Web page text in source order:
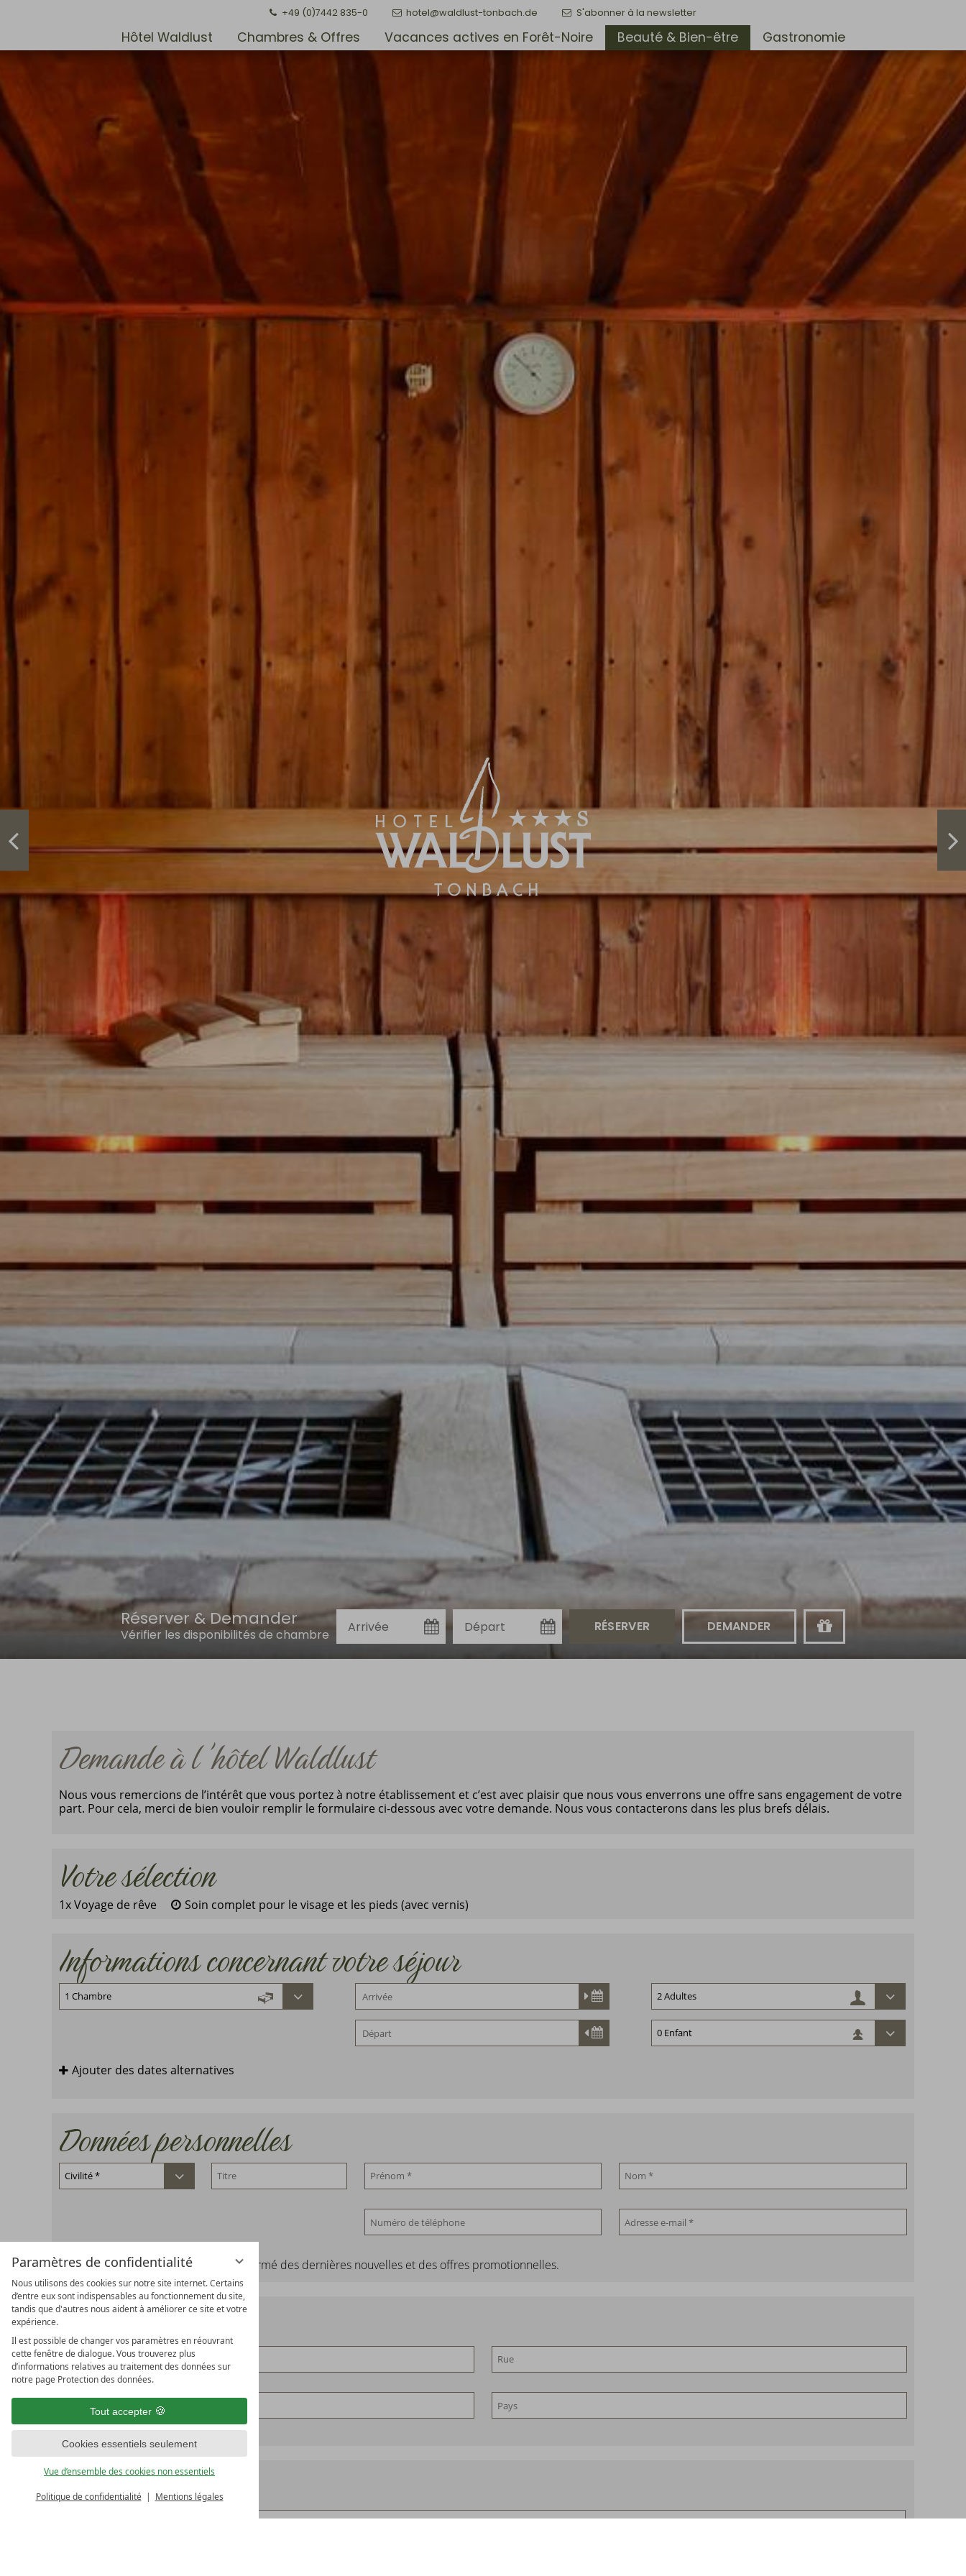
Paramètres de confidentialité
Nous utilisons des cookies sur notre site internet. Certains
d’entre eux sont indispensables au fonctionnement du site,
tandis que d'autres nous aident à améliorer ce site et votre
expérience.
Il est possible de changer vos paramètres en réouvrant
cette fenêtre de dialogue. Vous trouverez plus
d’informations relatives au traitement des données sur
notre page Protection des données.
Tout accepter
Cookies essentiels seulement
Vue d’ensemble des cookies non essentiels
Politique de confidentialité Mentions légales
+49 (0)7442 835-0 hotel@waldlust-tonbach.de S'abonner à la newsletter
Hôtel Waldlust Chambres & Offres Vacances actives en Forêt-Noire Beauté & Bien-être Gastronomie
Réserver & Demander
Vérifier les disponibilités de chambre
Demande à l'hôtel Waldlust
Nous vous remercions de l’intérêt que vous portez à notre établissement et c’est avec plaisir que nous vous enverrons une offre sans engagement de votre
part. Pour cela, merci de bien vouloir remplir le formulaire ci-dessous avec votre demande. Nous vous contacterons dans les plus brefs délais.
Votre sélection
1x Voyage de rêve Soin complet pour le visage et les pieds (avec vernis)
Informations concernant votre séjour
Ajouter des dates alternatives
Données personnelles
Je souhaite être régulièrement informé des dernières nouvelles et des offres promotionnelles.
Adresse
Souhaits